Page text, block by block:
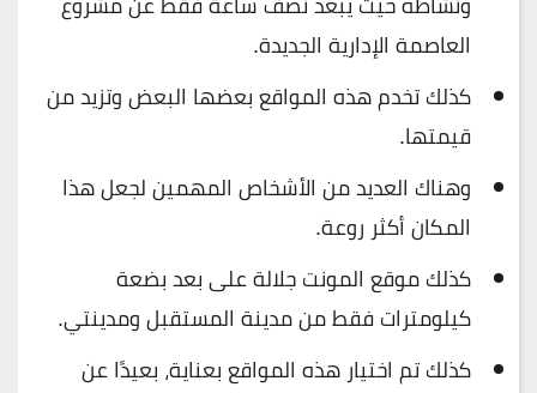
العاصمة الإدارية الجديدة.
كذلك تخدم هذه المواقع بعضها البعض وتزيد من
قيمتها.
وهناك العديد من الأشخاص المهمين لجعل هذا
المكان أكثر روعة.
كذلك موقع المونت جلالة على بعد بضعة
كيلومترات فقط من مدينة المستقبل ومدينتي.
كذلك تم اختيار هذه المواقع بعناية، بعيدًا عن